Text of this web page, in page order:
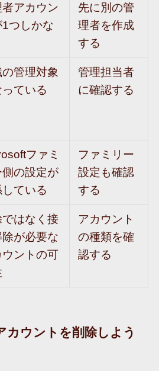
アカウン
1つしかな
先に別の管
理者を作成
する
管理対象
ている
管理担当者
に確認する
ファミ
側の設定が
している
ファミリー
設定も確認
する
はなく接
が必要な
ウントの可
アカウント
の種類を確
認する
カウントを削除しよう